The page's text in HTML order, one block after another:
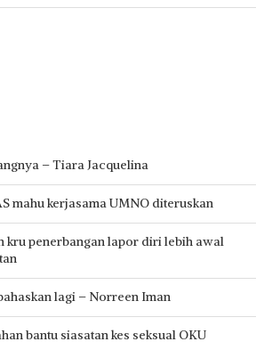
– Tiara Jacquelina
mahu kerjasama UMNO diteruskan
kru penerbangan lapor diri lebih awal
lagi – Norreen Iman
bantu siasatan kes seksual OKU